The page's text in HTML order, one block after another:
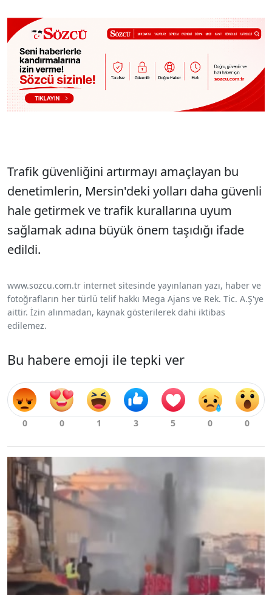
Trafik güvenliğini artırmayı amaçlayan bu
denetimlerin, Mersin'deki yolları daha güvenli
hale getirmek ve trafik kurallarına uyum
sağlamak adına büyük önem taşıdığı ifade
edildi.
www.sozcu.com.tr internet sitesinde yayınlanan yazı, haber ve
fotoğrafların her türlü telif hakkı Mega Ajans ve Rek. Tic. A.Ş'ye
aittir. İzin alınmadan, kaynak gösterilerek dahi iktibas
edilemez.
Bu habere emoji ile tepki ver